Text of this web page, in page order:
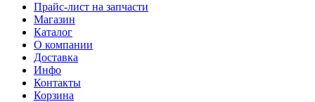
Прайс-лист на запчасти
Магазин
Каталог
О компании
Доставка
Инфо
Контакты
Корзина